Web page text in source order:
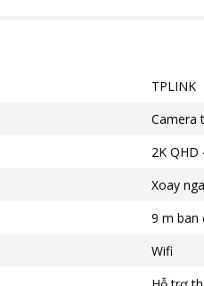
TPLINK
Camera
2K QHD
Xoay
9 m ban
Wifi